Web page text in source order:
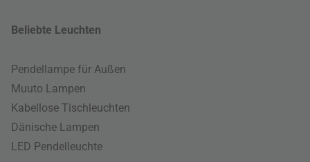
Beliebte Leuchten
Pendellampe für Außen
Muuto Lampen
Kabellose Tischleuchten
Dänische Lampen
LED Pendelleuchte